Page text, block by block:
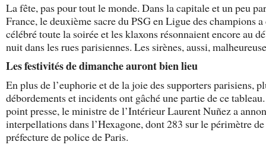
La fête, pas pour tout le monde. Dans la capitale et un peu
France, le deuxième sacre du PSG en Ligue des champions a
célébré toute la soirée et les klaxons résonnaient encore au
nuit dans les rues parisiennes. Les sirènes, aussi,
Les festivités de dimanche auront bien lieu
En plus de l’euphorie et de la joie des supporters parisiens,
débordements et incidents ont gâché une partie de ce
point presse, le ministre de l’Intérieur Laurent Nuñez a
interpellations dans l’Hexagone, dont 283 sur le périmètre
préfecture de police de Paris.